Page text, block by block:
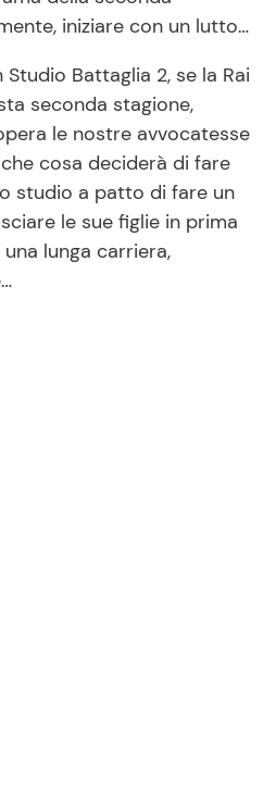
iniziare con un lutto…
Battaglia 2, se la Rai
seconda stagione,
le nostre avvocatesse
cosa deciderà di fare
studio a patto di fare un
le sue figlie in prima
lunga carriera,